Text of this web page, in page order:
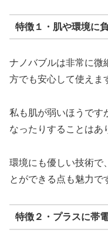
特徴１・肌や環境に
ナノバブルは非常に微
方でも安心して使えま
私も肌が弱いほうです
なったりすることはあ
環境にも優しい技術で
とができる点も魅力で
特徴２・プラスに帯